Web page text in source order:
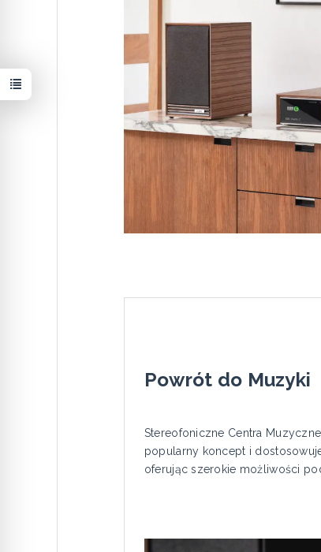
Powrót do Muzyki
Stereofoniczne Centra
popularny koncept i
oferując szerokie możliwości